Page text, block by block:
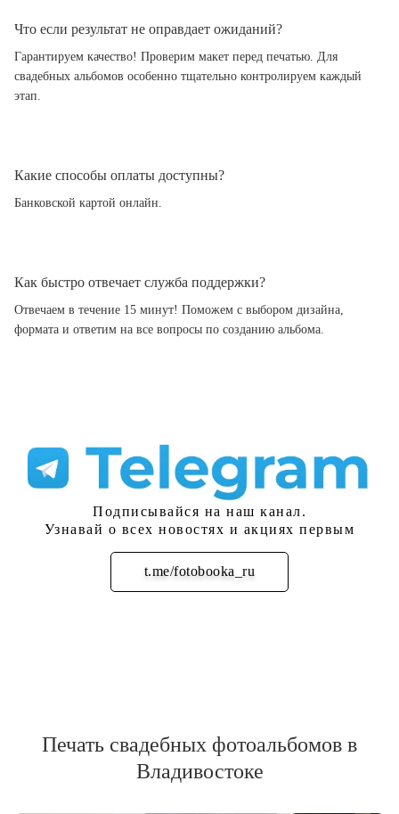
Что если результат не оправдает ожиданий?
Гарантируем качество! Проверим макет перед печатью. Для
свадебных альбомов особенно тщательно контролируем каждый
этап.
Какие способы оплаты доступны?
Банковской картой онлайн.
Как быстро отвечает служба поддержки?
Отвечаем в течение 15 минут! Поможем с выбором дизайна,
формата и ответим на все вопросы по созданию альбома.
Подписывайся на наш канал.
Узнавай о всех новостях и акциях первым
t.me/fotobooka_ru
Подписаться
Печать свадебных фотоальбомов в
Владивостоке